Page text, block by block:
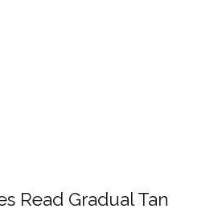
Read Gradual Tan